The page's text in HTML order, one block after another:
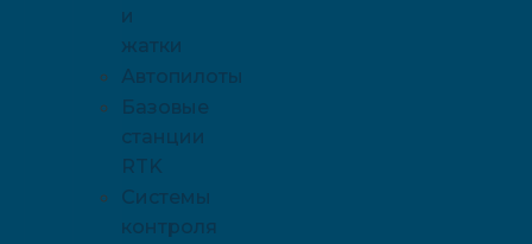
и
жатки
Автопилоты
Базовые
станции
RTK
Системы
контроля